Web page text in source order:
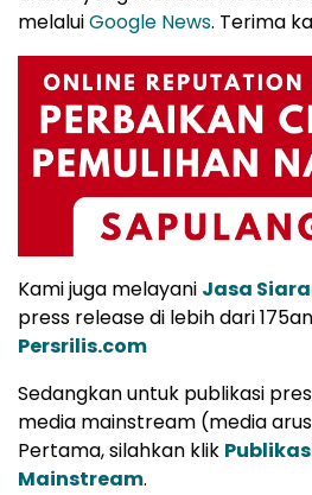
melaluiGoogle News. Terima
Kami juga melayani Jasa
press release di lebih dari
Persrilis.com
Sedangkan untuk publikasi
media mainstream (media
Pertama, silahkan klik
Mainstream.